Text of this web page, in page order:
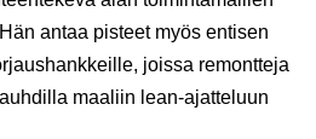
antaa pisteet myös entisen
joissa remontteja
maaliin lean-ajatteluun